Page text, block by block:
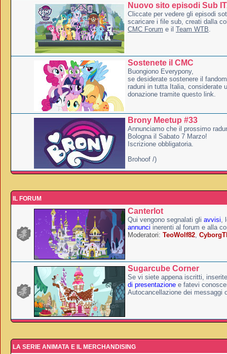
Nuovo sito episodi Sub
Cliccate per vedere gli episodi
scaricare i file sub, creati dalla
CMC Forum e il Team WTB.
Sostenete il CMC
Buongiono Everypony,
se desiderate sostenere il
raduni in tutta Italia, considerate
donazione tramite questo link.
Brony Meetup #33
Annunciamo che il prossimo
Bologna il Sabato 7 Marzo!
Iscrizione obbligatoria.
Brohoof /)
IL FORUM
Canterlot
Qui vengono segnalati gli avvisi,
annunci inerenti al forum e alla
Moderatori: TeoWolf82,
Sugarcube Corner
Se vi siete appena iscritti,
di presentazione e fatevi
Autocancellazione dei messaggi
LA SERIE ANIMATA E IL MERCHANDISING